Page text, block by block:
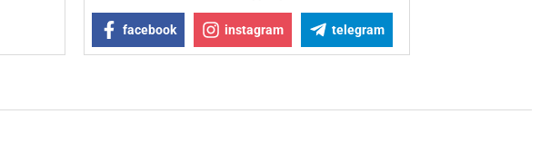
facebook instagram telegram